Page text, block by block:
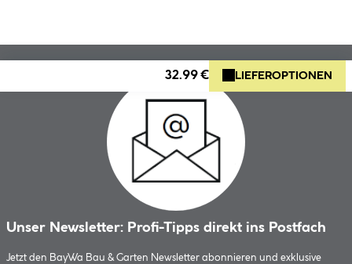
32.99 € LIEFEROPTIONEN
Unser Newsletter: Profi-Tipps direkt ins Postfach
Jetzt den BayWa Bau & Garten Newsletter abonnieren und exklusive